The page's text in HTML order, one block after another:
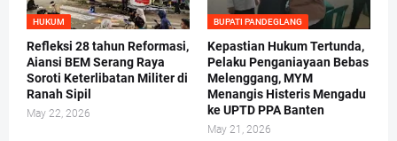
HUKUM
Refleksi 28 tahun Reformasi,
Aiansi BEM Serang Raya
Soroti Keterlibatan Militer di
Ranah Sipil
May 22, 2026
BUPATI PANDEGLANG
Kepastian Hukum Tertunda,
Pelaku Penganiayaan Bebas
Melenggang, MYM
Menangis Histeris Mengadu
ke UPTD PPA Banten
May 21, 2026